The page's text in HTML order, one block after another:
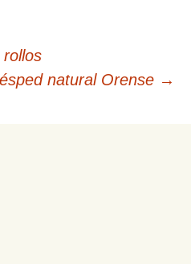
rollos
natural Orense →